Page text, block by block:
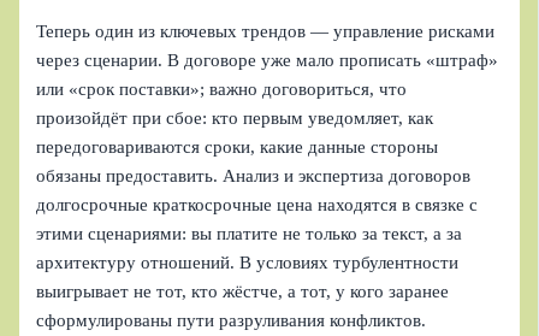
Теперь один из ключевых трендов — управление рисками
через сценарии. В договоре уже мало прописать «штраф»
или «срок поставки»; важно договориться, что
произойдёт при сбое: кто первым уведомляет, как
передоговариваются сроки, какие данные стороны
обязаны предоставить. Анализ и экспертиза договоров
долгосрочные краткосрочные цена находятся в связке с
этими сценариями: вы платите не только за текст, а за
архитектуру отношений. В условиях турбулентности
выигрывает не тот, кто жёстче, а тот, у кого заранее
сформулированы пути разруливания конфликтов.